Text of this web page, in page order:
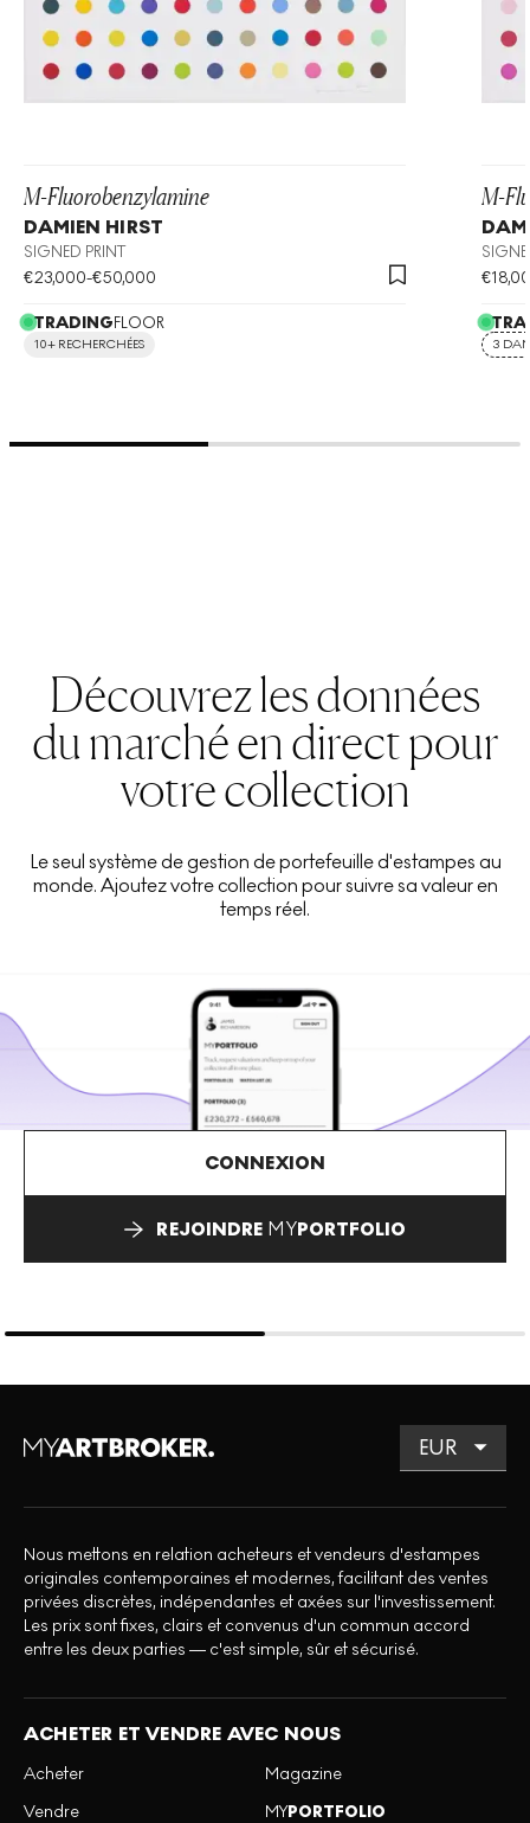
M-Fluorobenzylamine
DAMIEN HIRST
SIGNED PRINT
€23,000-€50,000
TRADINGFLOOR
10+ RECHERCHÉES
M-
€
3
Découvrez les données
du marché en direct pour
votre collection
Le seul système de gestion de portefeuille d'estampes au
monde. Ajoutez votre collection pour suivre sa valeur en
temps réel.
CONNEXION
REJOINDRE MYPORTFOLIO
Nous mettons en relation acheteurs et vendeurs d'estampes
originales contemporaines et modernes, facilitant des ventes
privées discrètes, indépendantes et axées sur l'investissement.
Les prix sont fixes, clairs et convenus d'un commun accord
entre les deux parties — c'est simple, sûr et sécurisé.
ACHETER ET VENDRE AVEC NOUS
Acheter
Vendre
Magazine
MYPORTFOLIO